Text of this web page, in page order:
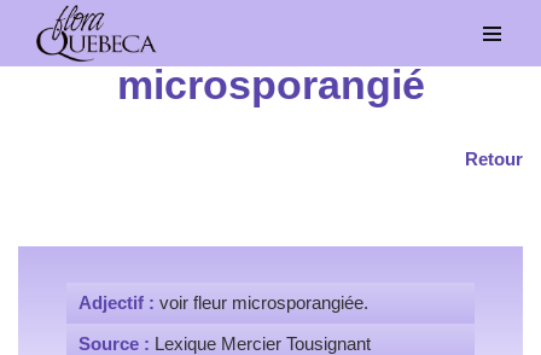
Aller
microsporangié
Retour
Adjectif : voir fleur microsporangiée.
Source : Lexique Mercier Tousignant